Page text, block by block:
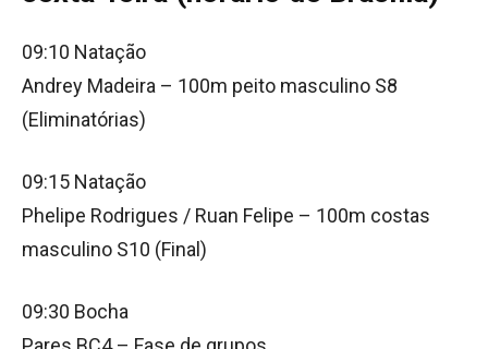
09:10 Natação
Andrey Madeira – 100m peito masculino S8
(Eliminatórias)
09:15 Natação
Phelipe Rodrigues / Ruan Felipe – 100m costas
masculino S10 (Final)
09:30 Bocha